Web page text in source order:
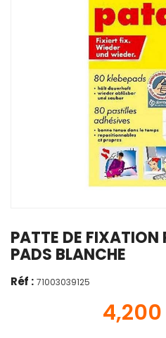
PATTE DE
PADS BLANCHE
Réf : 71003039125
4,200